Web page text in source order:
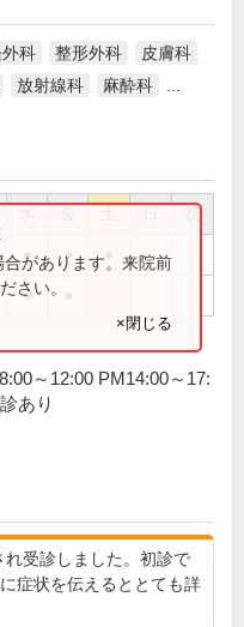
科 整形外科
皮膚科
放射線科 麻酔科
祝
● ●
●
があります。来院前
さい。
×閉じる
～12:00 PM14:00～17:
あり
受診しました。初診で
症状を伝えるととても詳